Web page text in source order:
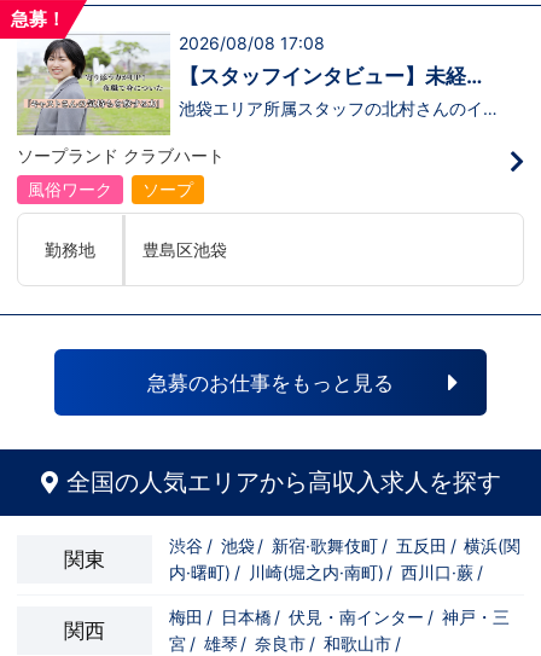
他社と比較検討中など。そのような時は1
もしれません。アナタからのご連絡お待ち
しております。
■横浜エリア：神奈川県横浜市中区 ・京急線
黄金町駅、日ノ出町駅 ・市営地下鉄阪東橋
駅、伊勢佐木長者町駅 ・JR横浜線関内駅 ■札
幌エリア：北海道札幌市 地下鉄南北線すすき
の駅
急募！
2026/08/08 17:08
【スタッフインタビュー】未経験
で飛び込んだスタッフが語る職場
池袋エリア所属スタッフの北村さんのイン
るのかな…？」そんな不安を抱えながら好
奇心で裏方に飛び込んだ北村さん。実際に
は、入社初日でそのイメージがガラッと変
わり、「本当に優しい人ばかり」と感じた
不安な表情が笑顔に変わっていく瞬間を見
届けることが、この仕事の大きなやりがい
だと語ってくれました。動画では、入社の
できたポイント、将来の展望までリアルに
ソープランド クラブハート
風俗ワーク
ソープ
勤務地 豊島区池袋
急募のお仕事をもっと見る
全国の人気エリアから高収入求人を探す
関東
渋谷 / 池袋 / 新宿·歌舞伎町 / 五反田 / 横浜(関
内·曙町) / 川崎(堀之内·南町) / 西川口·蕨 /
関西
梅田 / 日本橋 / 伏見・南インター / 神戸・三
宮 / 雄琴 / 奈良市 / 和歌山市 /